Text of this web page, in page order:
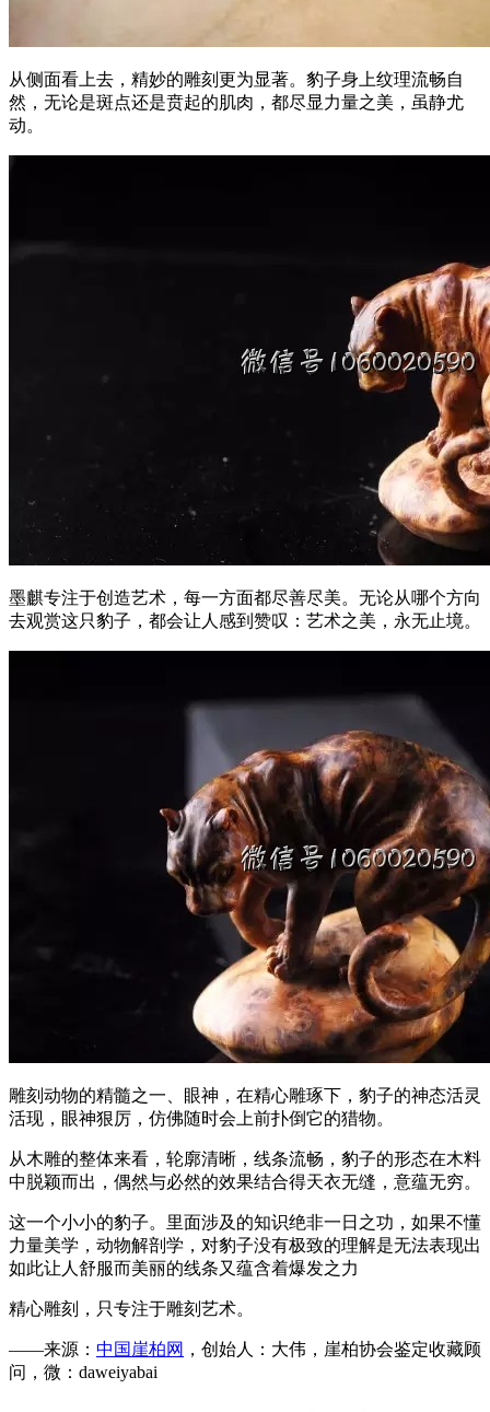
从侧面看上去，精妙的雕刻更为显著。豹子身上纹理流畅自
然，无论是斑点还是贲起的肌肉，都尽显力量之美，虽静尤
动。
墨麒专注于创造艺术，每一方面都尽善尽美。无论从哪个方向
去观赏这只豹子，都会让人感到赞叹：艺术之美，永无止境。
雕刻动物的精髓之一、眼神，在精心雕琢下，豹子的神态活灵
活现，眼神狠厉，仿佛随时会上前扑倒它的猎物。
从木雕的整体来看，轮廓清晰，线条流畅，豹子的形态在木料
中脱颖而出，偶然与必然的效果结合得天衣无缝，意蕴无穷。
这一个小小的豹子。里面涉及的知识绝非一日之功，如果不懂
力量美学，动物解剖学，对豹子没有极致的理解是无法表现出
如此让人舒服而美丽的线条又蕴含着爆发之力
精心雕刻，只专注于雕刻艺术。
——来源： 中国崖柏网 ，创始人：大伟，崖柏协会鉴定收藏顾
问，微：daweiyabai